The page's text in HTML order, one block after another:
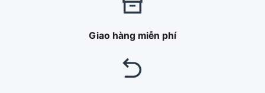
Giao hàng miễn phí